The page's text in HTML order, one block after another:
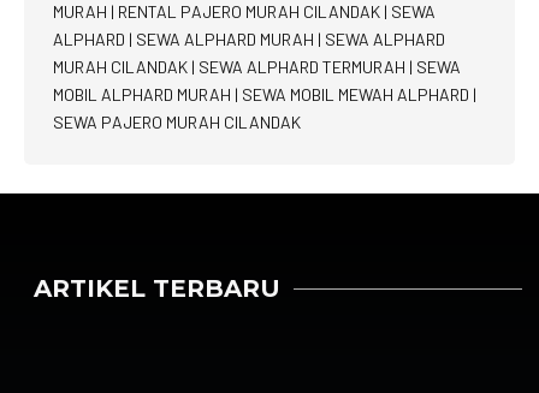
MURAH | RENTAL PAJERO MURAH CILANDAK | SEWA
ALPHARD | SEWA ALPHARD MURAH | SEWA ALPHARD
MURAH CILANDAK | SEWA ALPHARD TERMURAH | SEWA
MOBIL ALPHARD MURAH | SEWA MOBIL MEWAH ALPHARD |
SEWA PAJERO MURAH CILANDAK
ARTIKEL TERBARU